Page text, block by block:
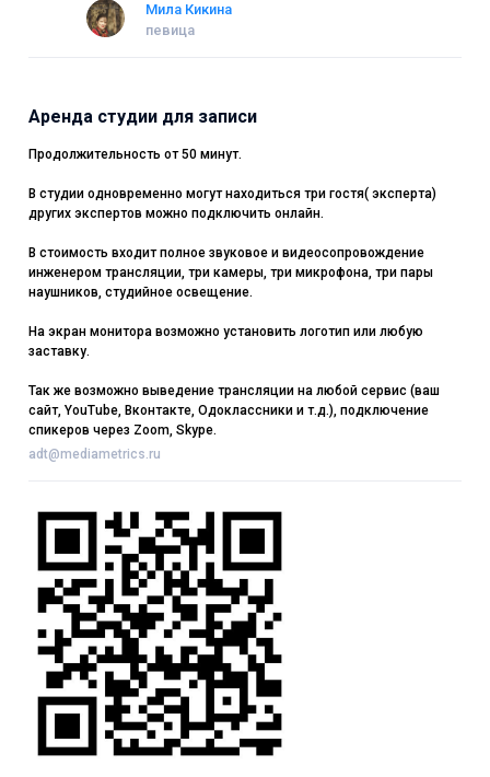
Мила Кикина
певица
Аренда студии для записи
Продолжительность от 50 минут.
В студии одновременно могут находиться три гостя( эксперта)
других экспертов можно подключить онлайн.
В стоимость входит полное звуковое и видеосопровождение
инженером трансляции, три камеры, три микрофона, три пары
наушников, студийное освещение.
На экран монитора возможно установить логотип или любую
заставку.
Так же возможно выведение трансляции на любой сервис (ваш
сайт, YouTube, Вконтакте, Одоклассники и т.д.), подключение
спикеров через Zoom, Skype.
adt@mediametrics.ru